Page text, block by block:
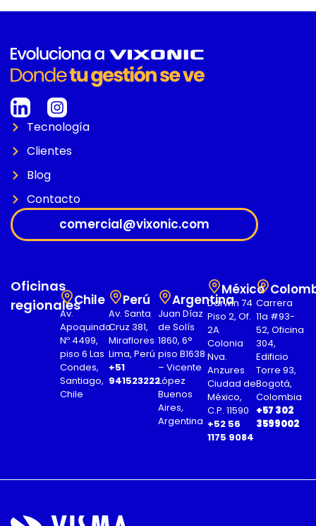
Tecnología
Clientes
Blog
Contacto
comercial@vixonic.com
Oficinas
regionalesChile
Av.
Apoquindo
Nº 4499,
piso 6 Las
Condes,
Santiago,
Chile
Perú
Av. Santa
Cruz 381,
Miraflores
Lima, Perú
+51
941523222
Argentina
Juan Díaz
de Solís
1860, 6°
piso B1638
– Vicente
López
Buenos
Aires,
Argentina
México
Darwin 74
Piso 2, Of.
2A
Colonia
Nva.
Anzures
Ciudad de
México,
C.P. 11590
+52 56
1175 9084
Carrera
11a #93-
52, Oficina
304,
Edificio
Torre 93,
Bogotá,
Colombia
+57 302
3599002